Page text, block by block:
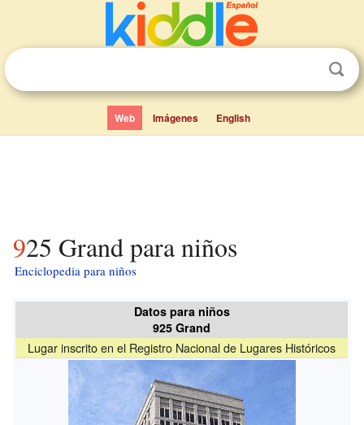
Web Imágenes English
925 Grand para niños
Enciclopedia para niños
Datos para niños
925 Grand
Lugar inscrito en el Registro Nacional de Lugares Históricos